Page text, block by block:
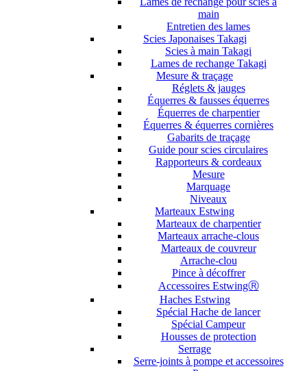
main
Entretien des lames
Scies Japonaises Takagi
Scies à main Takagi
Lames de rechange Takagi
Mesure & traçage
Réglets & jauges
Équerres & fausses équerres
Équerres de charpentier
Équerres & équerres cornières
Gabarits de traçage
Guide pour scies circulaires
Rapporteurs & cordeaux
Mesure
Marquage
Niveaux
Marteaux Estwing
Marteaux de charpentier
Marteaux arrache-clous
Marteaux de couvreur
Arrache-clou
Pince à décoffrer
Accessoires EstwingⓇ
Haches Estwing
Spécial Hache de lancer
Spécial Campeur
Housses de protection
Serrage
Serre-joints à pompe et accessoires